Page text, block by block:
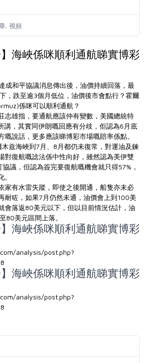
, 視頻
】海峽係咪順利通航睇實博彩
成和平協議消息傳出後，油價持續回落，最
，跌至逾3個月低位，油價後市會點行？霍爾
係咪可以順利通航？
志雄指，要通航應該仲有變數，美國總統特
講，其實同伊朗嘅回應有分歧，佢認為6月底
嘅說話，更多應該睇博彩市場嘅賠率係點。
兹海峽到7月、8月都仍未復常，對運油及鍊
對復航嘅諗法係中性向好，雖然認為美伊雙
議，但認為簽完要復航嘅機會就只得57%，
家有水雷失蹤，即使之後開通，船隻亦未必
耐咗，如果7月仍然未通，油價會上到100美
會落返80美元以下，但以目前情況估計，油
80美元區間上落。
】海峽係咪順利通航睇實博彩
analysis/post.php?
】海峽係咪順利通航睇實博彩
analysis/post.php?